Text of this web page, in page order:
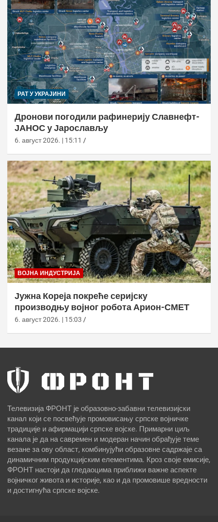
РАТ У УКРАЈИНИ
Дронови погодили рафинерију Славнефт-
ЈАНОС у Јарослављу
6. август 2026. | 15:11
ВОЈНА ИНДУСТРИЈА
Јужна Кореја покреће серијску
производњу војног робота Арион-СМЕТ
6. август 2026. | 15:03
Телевизија ФРОНТ је образовно-забавни телевизијски
канал који се посвећује промовисању српске војничке
традиције и афирмацији српске војске. Примарни циљ
канала је да на савремен и модеран начин обрађује теме
везане за ову област, комбинујући образовне садржаје са
динамичним продукцијским елементима. Кроз своје емисије,
ФРОНТ настоји да гледаоцима приближи важне аспекте
војничког живота и историје, као и да промовише вредности
и достигнућа српске војске.